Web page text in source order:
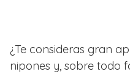
¿Te consideras gran
nipones y, sobre todo